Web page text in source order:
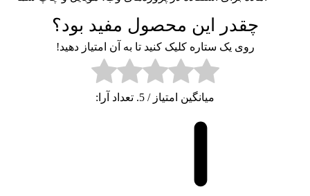
چقدر این محصول مفید بود؟
روی یک ستاره کلیک کنید تا به آن امتیاز دهید!
میانگین امتیاز/ 5. تعداد آرا: